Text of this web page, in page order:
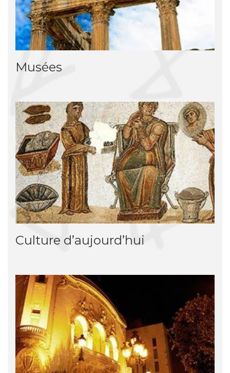
Musées
Culture d’aujourd’hui